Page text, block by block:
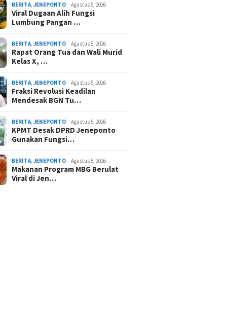
BERITA ,JENEPONTO Agustus 5, 2026
Viral Dugaan Alih Fungsi
Lumbung Pangan …
BERITA ,JENEPONTO Agustus 5, 2026
Rapat Orang Tua dan Wali Murid
Kelas X, …
BERITA ,JENEPONTO Agustus 5, 2026
Fraksi Revolusi Keadilan
Mendesak BGN Tu…
BERITA ,JENEPONTO Agustus 5, 2026
KPMT Desak DPRD Jeneponto
Gunakan Fungsi…
BERITA ,JENEPONTO Agustus 5, 2026
Makanan Program MBG Berulat
Viral di Jen…